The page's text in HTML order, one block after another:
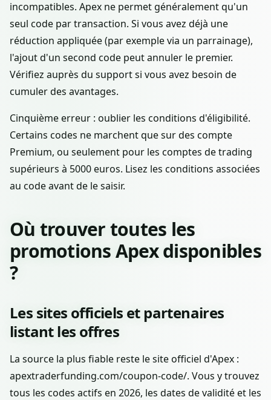
incompatibles. Apex ne permet généralement qu'un
seul code par transaction. Si vous avez déjà une
réduction appliquée (par exemple via un parrainage),
l'ajout d'un second code peut annuler le premier.
Vérifiez auprès du support si vous avez besoin de
cumuler des avantages.
Cinquième erreur : oublier les conditions d'éligibilité.
Certains codes ne marchent que sur des compte
Premium, ou seulement pour les comptes de trading
supérieurs à 5000 euros. Lisez les conditions associées
au code avant de le saisir.
Où trouver toutes les
promotions Apex disponibles
?
Les sites officiels et partenaires
listant les offres
La source la plus fiable reste le site officiel d'Apex :
apextraderfunding.com/coupon-code/. Vous y trouvez
tous les codes actifs en 2026, les dates de validité et les